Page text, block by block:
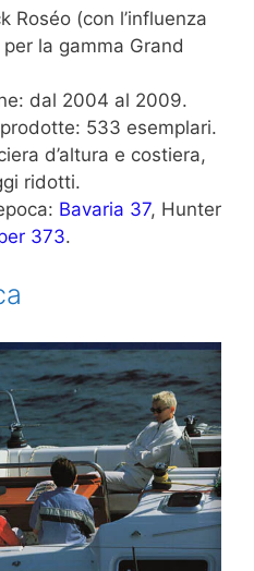
Roséo (con l’influenza
la gamma Grand
dal 2004 al 2009.
533 esemplari.
d’altura e costiera,
ridotti.
Bavaria 37, Hunter
373.